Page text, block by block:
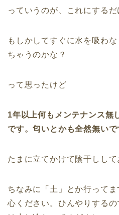
っていうのが、これにするだ
もしかしてすぐに水を吸わ
ちゃうのかな？
って思ったけど
1年以上何もメンテナンス無
です。匂いとかも全然無いで
たまに立てかけて陰干しして
ちなみに「土」とか行って
心ください。ひんやりする